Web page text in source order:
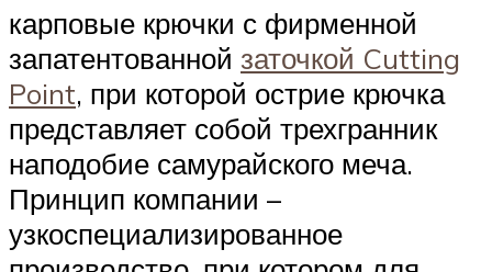
карповые крючки с фирменной
запатентованной заточкой Cutting
Point, при которой острие крючка
представляет собой трехгранник
наподобие самурайского меча.
Принцип компании –
узкоспециализированное